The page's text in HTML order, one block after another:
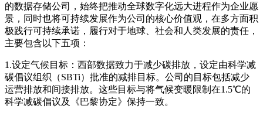
的数据存储公司，始终把推动全球数字化远大进程作为企业愿
景，同时也将可持续发展作为公司的核心价值观，在多方面积
极践行可持续承诺，履行对于地球、社会和人类发展的责任，
主要包含以下五项：
1.设定气候目标：西部数据致力于减少碳排放，设定由科学减
碳倡议组织（SBTi）批准的减排目标。公司的目标包括减少
运营排放和间接排放。这些目标与将气候变暖限制在1.5℃的
科学减碳倡议及《巴黎协定》保持一致。